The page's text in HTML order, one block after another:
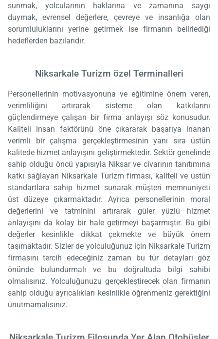
sunmak, yolcularının haklarına ve zamanına saygı
duymak, evrensel değerlere, çevreye ve insanlığa olan
sorumluluklarını yerine getirmek ise firmanın belirlediği
hedeflerden bazılarıdır.
Niksarkale Turizm özel Terminalleri
Personellerinin motivasyonuna ve eğitimine önem veren,
verimliliğini artırarak sisteme olan katkılarını
güçlendirmeye çalışan bir firma anlayışı söz konusudur.
Kaliteli insan faktörünü öne çıkararak başarıya inanan
verimli bir çalışma gerçekleştirmesinin yanı sıra üstün
kalitede hizmet anlayışını geliştirmektedir. Sektör genelinde
sahip olduğu öncü yapısıyla Niksar ve civarının tanıtımına
katkı sağlayan Niksarkale Turizm firması, kaliteli ve üstün
standartlara sahip hizmet sunarak müşteri memnuniyeti
üst düzeye çıkarmaktadır. Ayrıca personellerinin moral
değerlerini ve tatminini artırarak güler yüzlü hizmet
anlayışını da kolay bir hale getirmeyi başarmıştır. Bu gibi
değerler kesinlikle dikkat çekmekte ve büyük önem
taşımaktadır. Sizler de yolculuğunuz için Niksarkale Turizm
firmasını tercih edeceğiniz zaman bu tür detayları göz
önünde bulundurmalı ve bu doğrultuda bilgi sahibi
olmalısınız. Yolculuğunuzu gerçekleştirecek olan firmanın
sahip olduğu ayrıcalıkları kesinlikle öğrenmeniz gerektiğini
unutmamalısınız.